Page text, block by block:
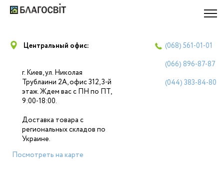
Центральный офис:
г. Киев, ул. Николая
Трублаини 2А, офис 312, 3-й
этаж. Ждем вас с ПН по ПТ,
9:00-18:00.
Доставка товара с
региональных складов по
Украине.
Посмотреть на карте
(068) 561-01-01
(066) 896-87-87
(044) 383-84-80